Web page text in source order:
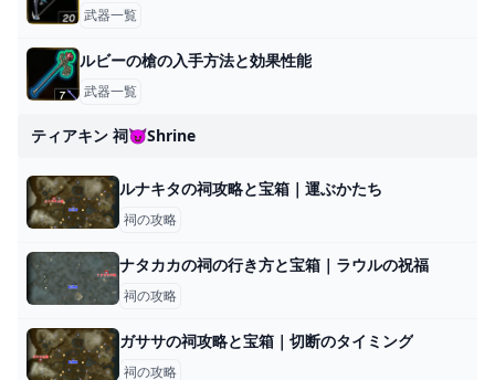
武器一覧
ルビーの槍の入手方法と効果性能
武器一覧
ティアキン 祠😈shrine
ルナキタの祠攻略と宝箱｜運ぶかたち
祠の攻略
ナタカカの祠の行き方と宝箱｜ラウルの祝福
祠の攻略
ガササの祠攻略と宝箱｜切断のタイミング
祠の攻略